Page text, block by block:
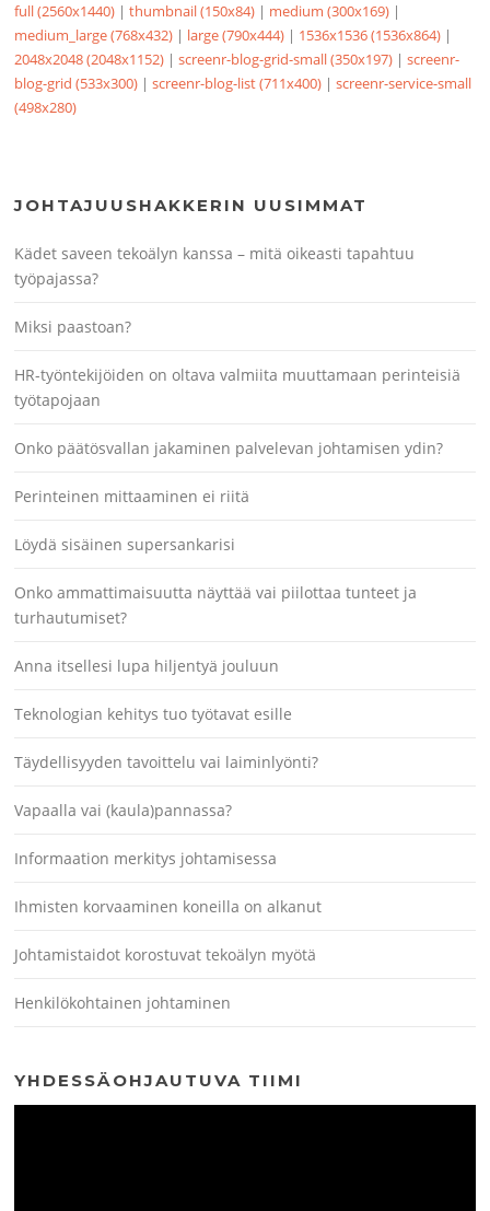
full (2560x1440) |thumbnail (150x84) | medium (300x169) |
medium_large (768x432) | large (790x444) | 1536x1536 (1536x864) |
2048x2048 (2048x1152) |screenr-blog-grid-small (350x197) |screenr-
blog-grid (533x300) |screenr-blog-list (711x400) |screenr-service-small
(498x280)
JOHTAJUUSHAKKERIN UUSIMMAT
Kädet saveen tekoälyn kanssa – mitä oikeasti tapahtuu
työpajassa?
Miksi paastoan?
HR-työntekijöiden on oltava valmiita muuttamaan perinteisiä
työtapojaan
Onko päätösvallan jakaminen palvelevan johtamisen ydin?
Perinteinen mittaaminen ei riitä
Löydä sisäinen supersankarisi
Onko ammattimaisuutta näyttää vai piilottaa tunteet ja
turhautumiset?
Anna itsellesi lupa hiljentyä jouluun
Teknologian kehitys tuo työtavat esille
Täydellisyyden tavoittelu vai laiminlyönti?
Vapaalla vai (kaula)pannassa?
Informaation merkitys johtamisessa
Ihmisten korvaaminen koneilla on alkanut
Johtamistaidot korostuvat tekoälyn myötä
Henkilökohtainen johtaminen
YHDESSÄOHJAUTUVA TIIMI